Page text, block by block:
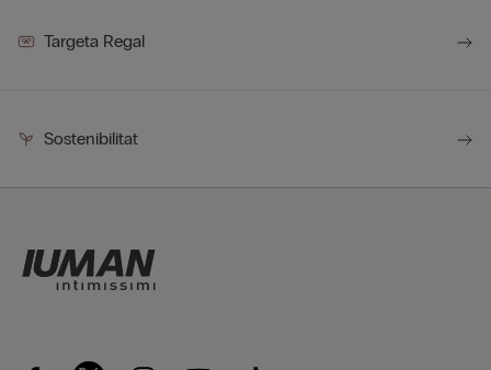
Targeta Regal
Sostenibilitat